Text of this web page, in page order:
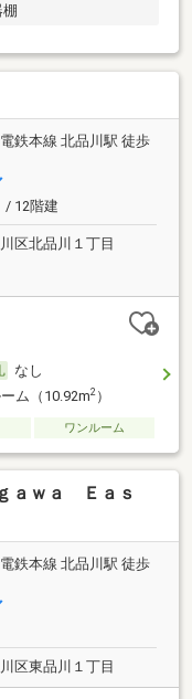
鉄本線 北品川駅 徒歩
/ 12階建
区北品川１丁目
なし
ム（10.92m2）
ワンルーム
ａｗａ Ｅａｓ
鉄本線 北品川駅 徒歩
区東品川１丁目